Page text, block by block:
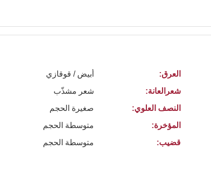
العرق:
أبيض / قوقازي
شعرالعانة:
شعر مشذّب
النصف العلوي:
صغيرة الحجم
المؤخرة:
متوسطة الحجم
قضيب:
متوسطة الحجم